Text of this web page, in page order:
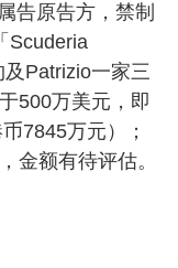
告原告方，禁制
Scuderia
Patrizio一家三
500万美元，即
7845万元）；
金额有待评估。